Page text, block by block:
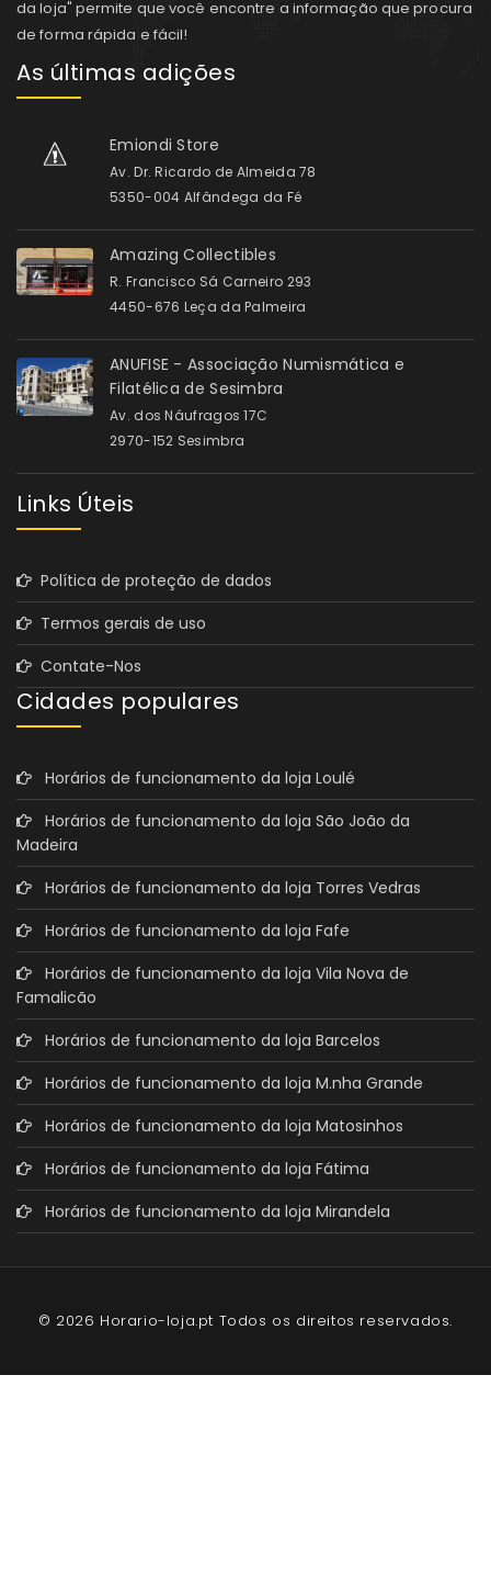
da loja" permite que você encontre a informação que procura
de forma rápida e fácil!
As últimas adições
Emiondi Store
Av. Dr. Ricardo de Almeida 78
5350-004 Alfândega da Fé
Amazing Collectibles
R. Francisco Sá Carneiro 293
4450-676 Leça da Palmeira
ANUFISE - Associação Numismática e
Filatélica de Sesimbra
Av. dos Náufragos 17C
2970-152 Sesimbra
Links Úteis
Política de proteção de dados
Termos gerais de uso
Contate-Nos
Cidades populares
Horários de funcionamento da loja Loulé
Horários de funcionamento da loja São João da
Madeira
Horários de funcionamento da loja Torres Vedras
Horários de funcionamento da loja Fafe
Horários de funcionamento da loja Vila Nova de
Famalicão
Horários de funcionamento da loja Barcelos
Horários de funcionamento da loja M.nha Grande
Horários de funcionamento da loja Matosinhos
Horários de funcionamento da loja Fátima
Horários de funcionamento da loja Mirandela
© 2026 Horario-loja.pt Todos os direitos reservados.